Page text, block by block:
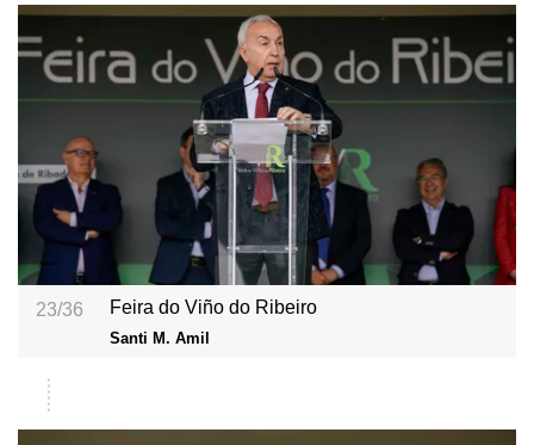
23/36 Feira do Viño do Ribeiro
Santi M. Amil